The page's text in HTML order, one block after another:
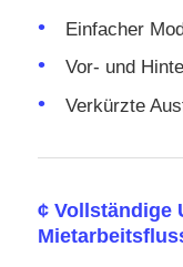
Einfacher
Vor- und
Verkürzte
¢ Vollständige